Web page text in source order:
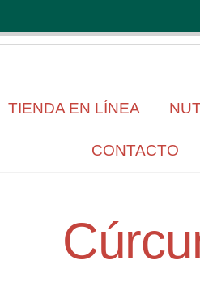
TIENDA EN LÍNEA
CONTACTO